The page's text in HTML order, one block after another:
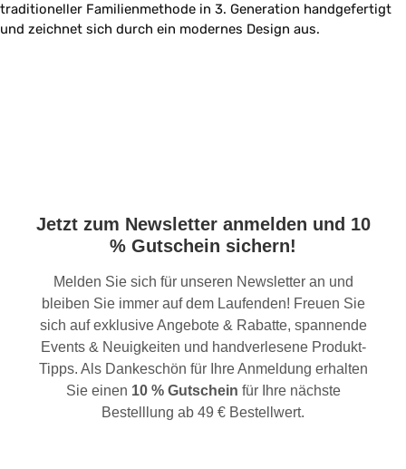
traditioneller Familienmethode in 3. Generation handgefertigt
und zeichnet sich durch ein modernes Design aus.
Jetzt zum Newsletter anmelden und 10
% Gutschein sichern!
Melden Sie sich für unseren Newsletter an und
bleiben Sie immer auf dem Laufenden! Freuen Sie
sich auf exklusive Angebote & Rabatte, spannende
Events & Neuigkeiten und handverlesene Produkt-
Tipps. Als Dankeschön für Ihre Anmeldung erhalten
Sie einen 10 % Gutschein für Ihre nächste
Bestelllung ab 49 € Bestellwert.